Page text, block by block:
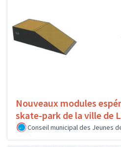
Nouveaux modules
skate-park de la ville de
Conseil municipal des Jeunes